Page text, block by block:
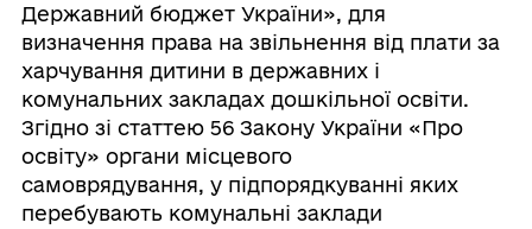
Державний бюджет України», для
визначення права на звільнення від плати за
харчування дитини в державних і
комунальних закладах дошкільної освіти.
Згідно зі статтею 56 Закону України «Про
освіту» органи місцевого
самоврядування, у підпорядкуванні яких
перебувають комунальні заклади